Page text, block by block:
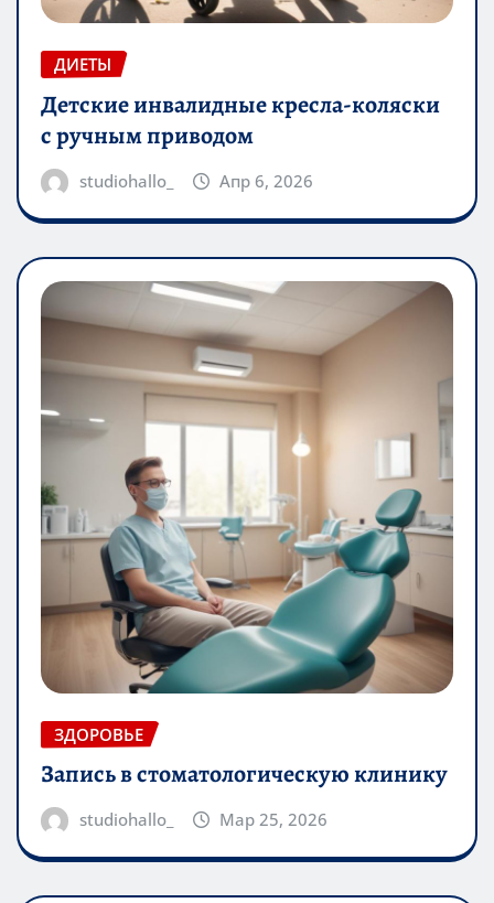
ДИЕТЫ
Детские инвалидные кресла-коляски
с ручным приводом
studiohallo_ Апр 6, 2026
ЗДОРОВЬЕ
Запись в стоматологическую клинику
studiohallo_ Мар 25, 2026